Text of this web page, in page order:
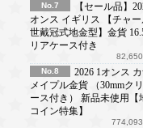
No.7
【セール品】
オンス イギリス 【チャー
世戴冠式地金型】金貨
リアケース付き
No.8
2026 1オンス
メイプル金貨 （30mmク
ース付き） 新品未使用【
コイン特集】